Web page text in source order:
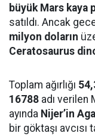
büyük Mars kaya
satıldı. Ancak
milyon doların
Ceratosaurus
Toplam ağırlığı
16788 adı verilen
ayında Nijer’in
bir göktaşı